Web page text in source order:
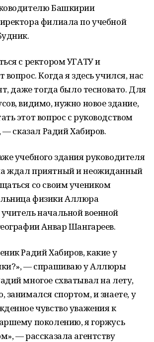
Башкирии
филиала по учебной
с ректором УГАТУ и
вопрос. Когда я здесь учился, нас
даже тогда было тесновато. Для
видимо, нужно новое здание,
этот вопрос с руководством
— сказал Радий Хабиров.
учебного здания руководителя
ждал приятный и неожиданный
со своим учеником
физики Аллюра
начальной военной
Анвар Шангареев.
Радий Хабиров, какие у
— спрашиваю у Аллюры
многое схватывал на лету,
занимался спортом, и знаете, у
чувство уважения к
поколению, я горжусь
— рассказала агентству